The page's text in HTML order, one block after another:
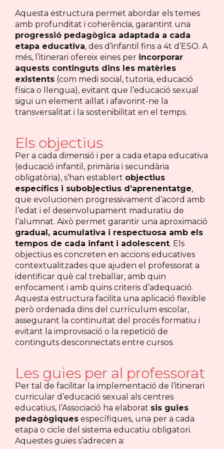
Aquesta estructura permet abordar els temes
amb profunditat i coherència, garantint una
progressió pedagògica adaptada a cada
etapa educativa, des d’infantil fins a 4t d’ESO. A
més, l’itinerari ofereix eines per incorporar
aquests continguts dins les matèries
existents (com medi social, tutoria, educació
física o llengua), evitant que l’educació sexual
sigui un element aïllat i afavorint-ne la
transversalitat i la sostenibilitat en el temps.
Els objectius
Per a cada dimensió i per a cada etapa educativa
(educació infantil, primària i secundària
obligatòria), s’han establert objectius
específics i subobjectius d’aprenentatge,
que evolucionen progressivament d’acord amb
l’edat i el desenvolupament maduratiu de
l’alumnat. Això permet garantir una aproximació
gradual, acumulativa i respectuosa amb els
tempos de cada infant i adolescent. Els
objectius es concreten en accions educatives
contextualitzades que ajuden el professorat a
identificar què cal treballar, amb quin
enfocament i amb quins criteris d’adequació.
Aquesta estructura facilita una aplicació flexible
però ordenada dins del currículum escolar,
assegurant la continuïtat del procés formatiu i
evitant la improvisació o la repetició de
continguts desconnectats entre cursos.
Les guies per al professorat
Per tal de facilitar la implementació de l’itinerari
curricular d’educació sexual als centres
educatius, l’Associació ha elaborat sis guies
pedagògiques específiques, una per a cada
etapa o cicle del sistema educatiu obligatori.
Aquestes guies s’adrecen a: